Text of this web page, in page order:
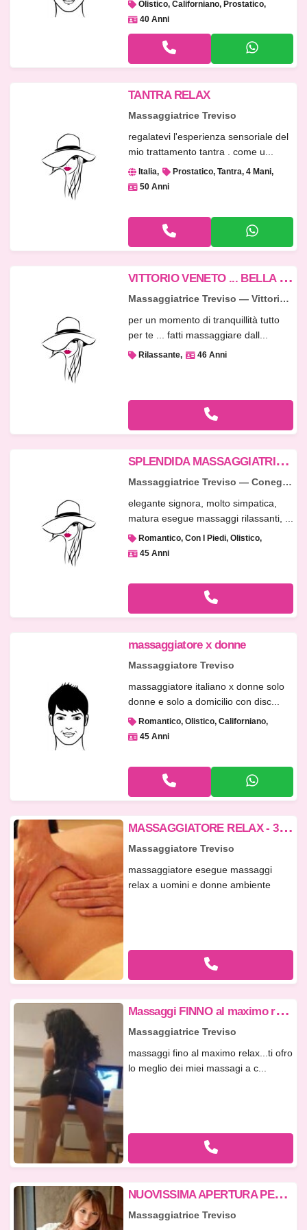
Olistico, Californiano, Prostatico
40 Anni
TANTRA RELAX
Massaggiatrice Treviso
regalatevi l'esperienza sensoriale del
mio trattamento tantra . come u...
Italia
Prostatico, Tantra, 4 Mani
50 Anni
V
ITTORIO VENETO ... BELLA MASSAGGIATRICE MATURA ...
Massaggiatrice Treviso — Vittorio Veneto
per un momento di tranquillità tutto
per te ... fatti massaggiare dall...
Rilassante 46 Anni
S
PLENDIDA MASSAGGIATRICE Donna Matura ...
Massaggiatrice Treviso — Conegliano
elegante signora, molto simpatica,
matura esegue massaggi rilassanti, ...
Romantico, Con I Piedi, Olistico
45 Anni
massaggiatore x donne
Massaggiatore Treviso
massaggiatore italiano x donne solo
donne e solo a domicilio con disc...
Romantico, Olistico, Californiano
45 Anni
M
ASSAGGIATORE RELAX - 3289008450
Massaggiatore Treviso
massaggiatore esegue massaggi
relax a uomini e donne ambiente
M
assaggi FINNO al maximo relax tutto garantito.
Massaggiatrice Treviso
massaggi fino al maximo relax...ti ofro
lo meglio dei miei massagi a c...
N
UOVISSIMA APERTURA PER MOMENTI DA SOGNO A CORNUDA!!!! 3341441131
Massaggiatrice Treviso